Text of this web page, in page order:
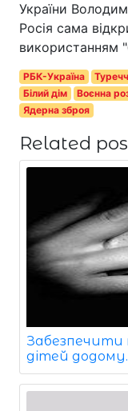
України
Росія сама
використанням
РБК-Україна
Білий дім
Воєнна
Ядерна зброя
Related
Забезпечити
дітей додому.